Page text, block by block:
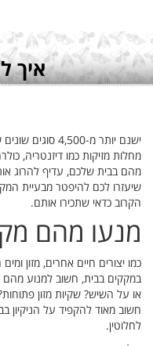
עלולים לשאת
באחד
טיפים
הקיץ
על הרצפה
ולכן